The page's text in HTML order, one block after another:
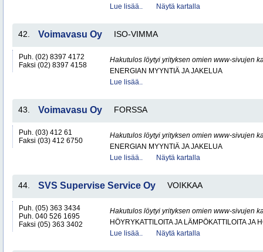
Lue lisää..
Näytä kartalla
42. Voimavasu Oy ISO-VIMMA
Puh. (02) 8397 4172
Faksi (02) 8397 4158
Hakutulos löytyi yrityksen omien www-sivujen
ENERGIAN MYYNTIÄ JA JAKELUA
Lue lisää..
43. Voimavasu Oy FORSSA
Puh. (03) 412 61
Faksi (03) 412 6750
Hakutulos löytyi yrityksen omien www-sivujen
ENERGIAN MYYNTIÄ JA JAKELUA
Lue lisää..
Näytä kartalla
44. SVS Supervise Service Oy VOIKKAA
Puh. (05) 363 3434
Puh. 040 526 1695
Faksi (05) 363 3402
Hakutulos löytyi yrityksen omien www-sivujen
HÖYRYKATTILOITA JA LÄMPÖKATTILOITA JA
Lue lisää..
Näytä kartalla